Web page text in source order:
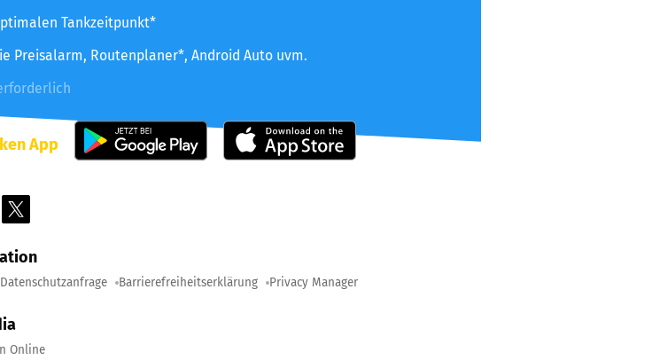
Tankzeitpunkt*
Preisalarm, Routenplaner*, Android Auto uvm.
App
Datenschutzanfrage Barrierefreiheitserklärung Privacy Manager
Online